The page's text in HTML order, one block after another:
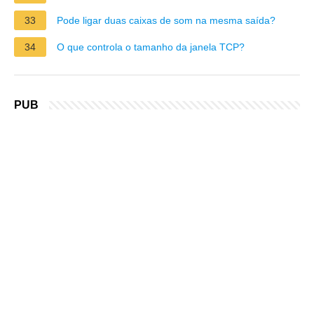
33 Pode ligar duas caixas de som na mesma saída?
34 O que controla o tamanho da janela TCP?
PUB